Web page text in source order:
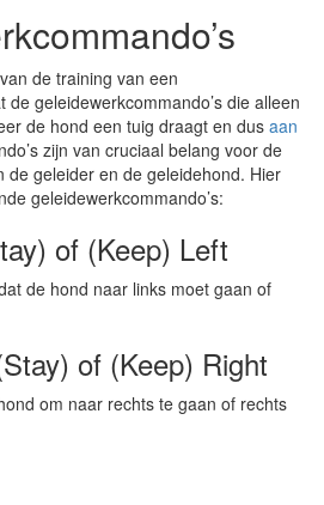
de training van een
geleidewerkcommando’s die alleen
de hond een tuig draagt en dus aan
zijn van cruciaal belang voor de
de geleider en de geleidehond. Hier
geleidewerkcommando’s:
of (Keep) Left
de hond naar links moet gaan of
of (Keep) Right
om naar rechts te gaan of rechts